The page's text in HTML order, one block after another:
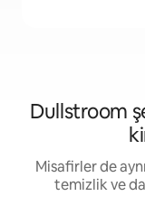
Dullstroom
Misafirler de
temizlik ve